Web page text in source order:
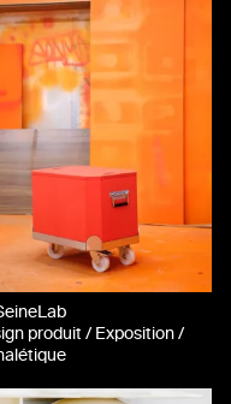
produit / Exposition /